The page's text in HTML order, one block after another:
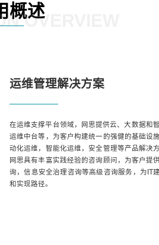
概述
OVERVIEW
运维管理解决方案
在运维支撑平台领域，网思提供云、大数据和
运维中台等，为客户构建统一的强健的基础设
动化运维，智能化运维，安全管理等产品解决
网思具有丰富实践经验的咨询顾问，为客户提
询，信息安全治理咨询等高级咨询服务，为IT
和实现路径。